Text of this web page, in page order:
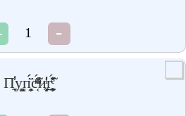
1
П̼̟̾̓у͉͈̞̺п̦̻̭̈́́̄с͔ͩ̍ͫͥ̈́̃и̼͓̣̼̝ͥ̇̓͑͟г̬̰̥̦̙̍̈́ͤ̆͐̃̒